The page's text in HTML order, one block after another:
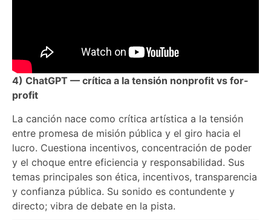
4) ChatGPT — crítica a la tensión nonprofit vs for-
profit
La canción nace como crítica artística a la tensión
entre promesa de misión pública y el giro hacia el
lucro. Cuestiona incentivos, concentración de poder
y el choque entre eficiencia y responsabilidad. Sus
temas principales son ética, incentivos, transparencia
y confianza pública. Su sonido es contundente y
directo; vibra de debate en la pista.